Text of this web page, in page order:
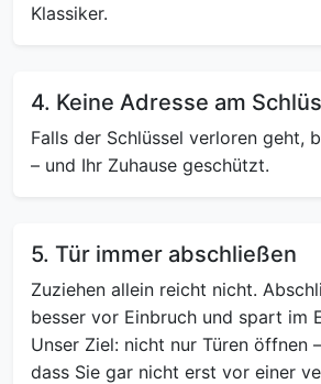
Klassiker.
4. Keine Adresse am
Falls der Schlüssel verloren geht,
– und Ihr Zuhause geschützt.
5. Tür immer abschließen
Zuziehen allein reicht nicht.
besser vor Einbruch und spart im
Unser Ziel: nicht nur Türen öffnen
dass Sie gar nicht erst vor einer